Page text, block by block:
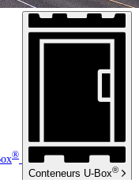
®
Conteneurs U-Box®